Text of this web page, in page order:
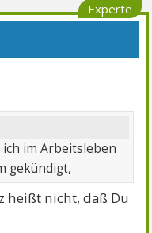
Experte
ich im Arbeitsleben
gekündigt,
heißt nicht, daß Du